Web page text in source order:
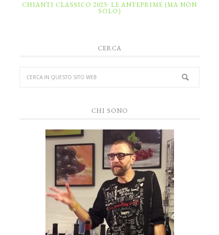
CHIANTI CLASSICO 2025: LE ANTEPRIME (MA NON
SOLO)
CERCA
CHI SONO